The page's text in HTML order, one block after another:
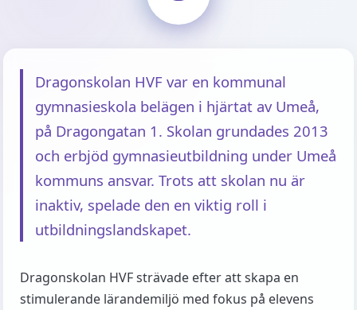
Dragonskolan HVF var en kommunal
gymnasieskola belägen i hjärtat av Umeå,
på Dragongatan 1. Skolan grundades 2013
och erbjöd gymnasieutbildning under Umeå
kommuns ansvar. Trots att skolan nu är
inaktiv, spelade den en viktig roll i
utbildningslandskapet.
Dragonskolan HVF strävade efter att skapa en
stimulerande lärandemiljö med fokus på elevens